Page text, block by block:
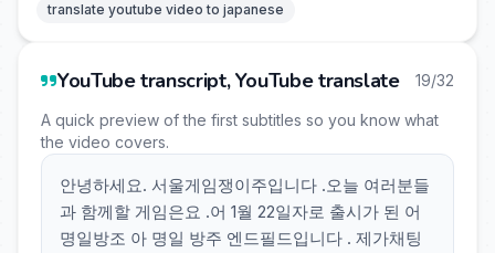
translate youtube video to japanese
YouTube transcript, YouTube translate 19/32
A quick preview of the first subtitles so you know what
the video covers.
안녕하세요. 서울게임쟁이주입니다 .오늘 여러분들
과 함께할 게임은요 .어 1월 22일자로 출시가 된 어
명일방조 아 명일 방주 엔드필드입니다 . 제가채팅